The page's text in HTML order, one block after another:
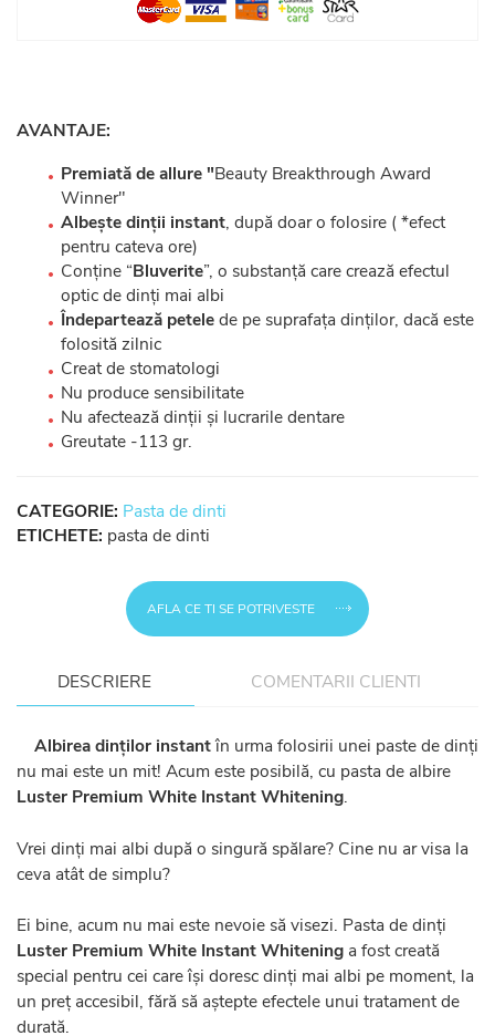
AVANTAJE:
Premiată deallure "Beauty Breakthrough Award
Winner"
Albește dinții instant, după doar o folosire ( *efect
pentru cateva ore)
Conține “Bluverite”, o substanță care crează efectul
optic de dinți mai albi
Îndepartează petelede pe suprafața dinților, dacă este
folosită zilnic
Creat de stomatologi
Nu produce sensibilitate
Nu afectează dinții și lucrarile dentare
Greutate -113 gr.
CATEGORIE: Pasta de dinti
ETICHETE: pasta de dinti
AFLA CE TI SE POTRIVESTE
DESCRIERE COMENTARII CLIENTI
Albirea dinților instantîn urma folosirii unei paste de dinți
nu mai este un mit! Acum este posibilă, cu pasta de albire
Luster Premium White Instant Whitening.
Vrei dinți mai albi după o singură spălare? Cine nu ar visa la
ceva atât de simplu?
Ei bine, acum nu mai este nevoie să visezi. Pasta de dinți
Luster Premium White Instant Whitening a fost creată
special pentru cei care își doresc dinți mai albi pe moment, la
un preț accesibil, fără să aștepte efectele unui tratament de
durată.